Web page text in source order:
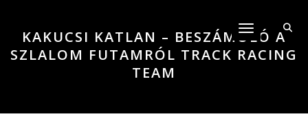
Toggle
KAKUCSI KATLAN – BESZÁMOLÓ A
SZLALOM FUTAMRÓL TRACK RACING
TEAM